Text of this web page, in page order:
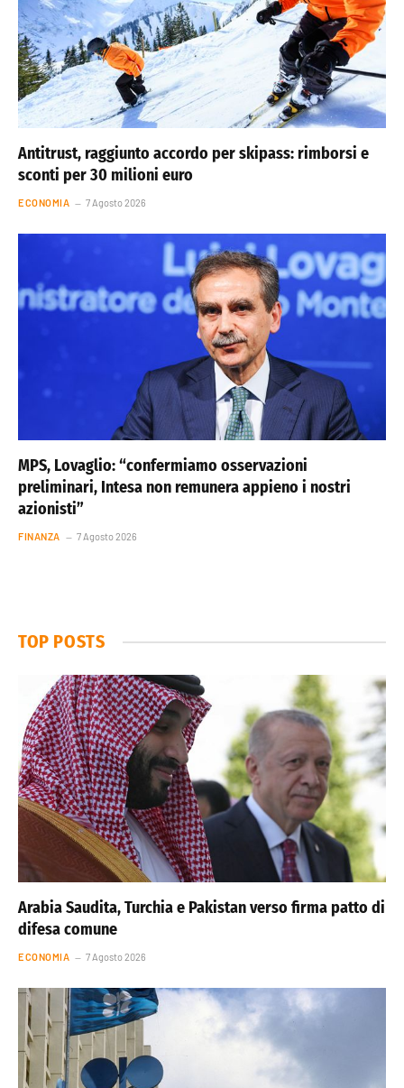
Antitrust, raggiunto accordo per skipass: rimborsi e
sconti per 30 milioni euro
ECONOMIA 7 Agosto 2026
MPS, Lovaglio: “confermiamo osservazioni
preliminari, Intesa non remunera appieno i nostri
azionisti”
FINANZA 7 Agosto 2026
TOP POSTS
Arabia Saudita, Turchia e Pakistan verso firma patto di
difesa comune
ECONOMIA 7 Agosto 2026